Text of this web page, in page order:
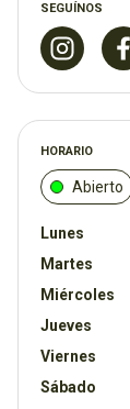
SEGUÍNOS
HORARIO
Abierto
Lunes
Martes
Miércoles
Jueves
Viernes
Sábado